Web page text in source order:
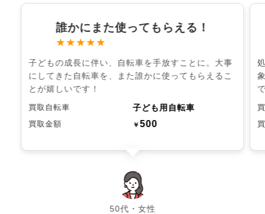
誰かにまた使ってもらえる！
★★★★★
子どもの成長に伴い、自転車を手放すことに。大事
にしてきた自転車を、また誰かに使ってもらえるこ
とが嬉しいです！
買取自転車 子ども用自転車
買取金額 ￥500
50代・女性
chevron_left chevron_right